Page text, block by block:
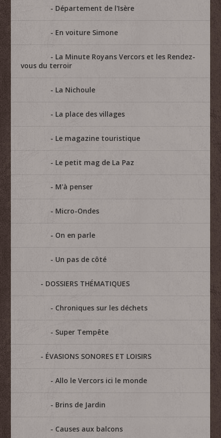
Département de l'Isère
En voiture Simone
La Minute Royans Vercors et les Rendez-
vous du terroir
La Nichoule
La place des villages
Le magazine touristique
Le petit mag de La Paz
M'à penser
Micro-Ondes
On en parle
Un pas de côté
DOSSIERS THÉMATIQUES
Chroniques sur les déchets
Super Tempête
ÉVASIONS SONORES ET LOISIRS
Allo le Vercors ici le monde
Brins de Jardin
Causes aux balcons